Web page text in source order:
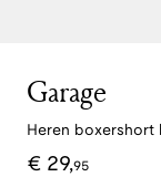
Garage
Heren boxershort
€ 29,95